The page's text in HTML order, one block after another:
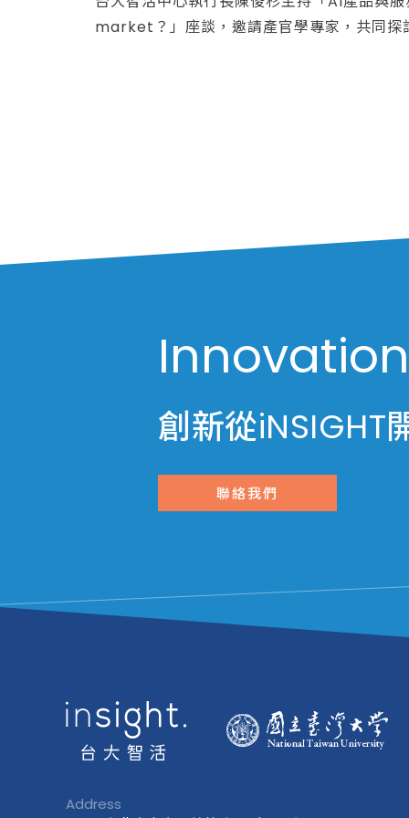
market？」座談，邀請產官學專家，共同探
創新從iNSIGHT
聯絡我們
Address